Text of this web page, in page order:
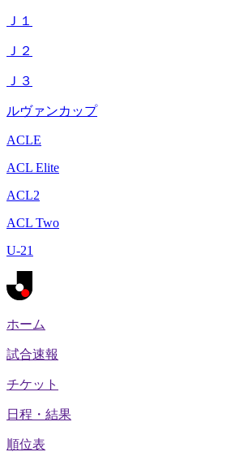
Ｊ１
Ｊ２
Ｊ３
ルヴァンカップ
ACLE
ACL Elite
ACL2
ACL Two
U-21
ホーム
試合速報
チケット
日程・結果
順位表